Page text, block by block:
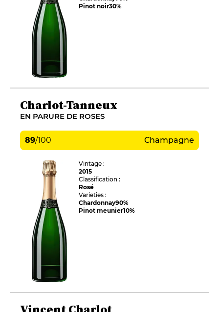
Pinot noir30%
Charlot-Tanneux
EN PARURE DE ROSES
89/100 Champagne
Vintage :
2015
Classification :
Rosé
Varieties :
Chardonnay90%
Pinot meunier10%